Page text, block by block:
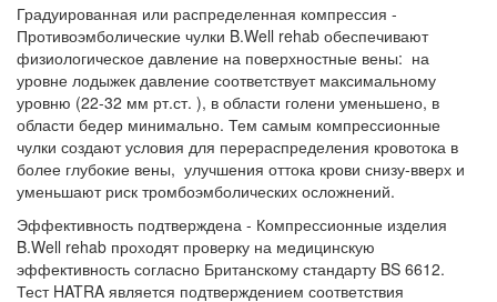
Градуированная или распределенная компрессия -
Противоэмболические чулки B.Well rehab обеспечивают
физиологическое давление на поверхностные вены: на
уровне лодыжек давление соответствует максимальному
уровню (22-32 мм рт.ст. ), в области голени уменьшено, в
области бедер минимально. Тем самым компрессионные
чулки создают условия для перераспределения кровотока в
более глубокие вены, улучшения оттока крови снизу-вверх и
уменьшают риск тромбоэмболических осложнений.
Эффективность подтверждена - Компрессионные изделия
B.Well rehab проходят проверку на медицинскую
эффективность согласно Британскому стандарту BS 6612.
Тест HATRA является подтверждением соответствия